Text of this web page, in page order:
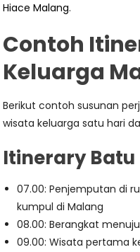
Hiace Malang.
Contoh
Keluarga
Berikut contoh susunan
wisata keluarga satu hari
Itinerary Batu
07.00: Penjemputan di
kumpul di Malang
08.00: Berangkat
09.00: Wisata pertama